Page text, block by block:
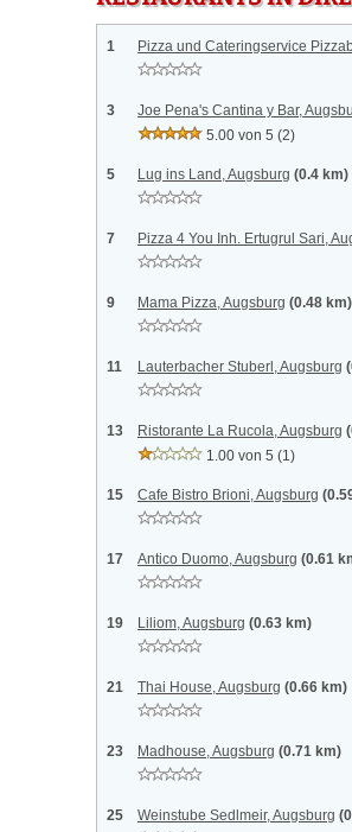
1 Pizza und Cateringservice
3
Joe Pena's Cantina y Bar,
5.00 von 5 (2)
5 Lug ins Land, Augsburg (0.4 km)
7 Pizza 4 You Inh. Ertugrul Sari,
9 Mama Pizza, Augsburg (0.48 km)
11 Lauterbacher Stuberl, Augsburg
13 Ristorante La Rucola, Augsburg
1.00 von 5 (1)
15 Cafe Bistro Brioni, Augsburg
17 Antico Duomo, Augsburg (0.61
19 Liliom, Augsburg (0.63 km)
21 Thai House, Augsburg (0.66 km)
23 Madhouse, Augsburg (0.71 km)
25 Weinstube Sedlmeir, Augsburg